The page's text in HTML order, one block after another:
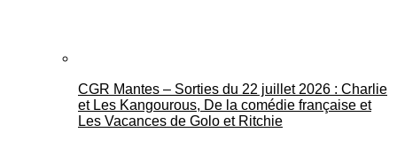
CGR Mantes – Sorties du 22 juillet 2026 : Charlie
et Les Kangourous, De la comédie française et
Les Vacances de Golo et Ritchie